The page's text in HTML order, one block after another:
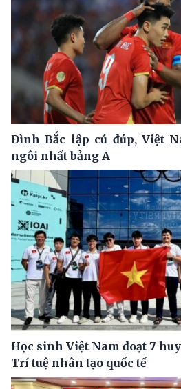
Đình Bắc lập cú đúp, Việt
ngôi nhất bảng A
Học sinh Việt Nam đoạt 7
Trí tuệ nhân tạo quốc tế